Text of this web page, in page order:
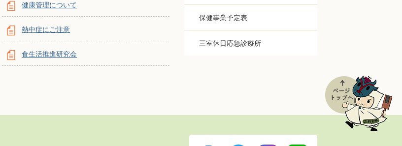
健康管理について
熱中症にご注意
食生活推進研究会
保健事業予定表
三室休日応急診療所